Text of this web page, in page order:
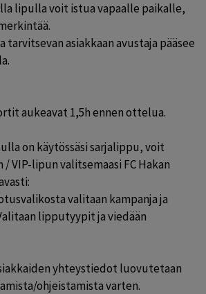
lipulla voit istua vapaalle paikalle,
tarvitsevan asiakkaan avustaja pääsee
aukeavat 1,5h ennen ottelua.
on käytössäsi sarjalippu, voit
VIP-lipun valitsemaasi FC Hakan
valitaan kampanja ja
lipputyypit ja viedään
yhteystiedot luovutetaan
ohjeistamista varten.